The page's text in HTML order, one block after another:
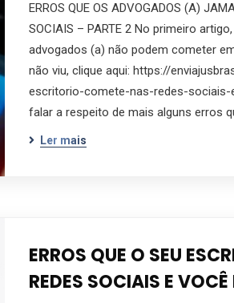
ERROS QUE OS ADVOGADOS (A)
SOCIAIS – PARTE 2 No primeiro
advogados (a) não podem cometer
não viu, clique aqui: https://
escritorio-comete-nas-redes-
falar a respeito de mais alguns erros
Ler mais
ERROS QUE O SEU
REDES SOCIAIS E VOCÊ